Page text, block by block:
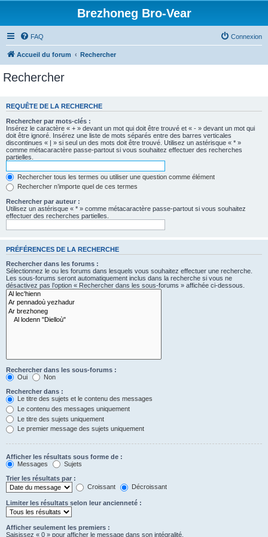
Brezhoneg Bro-Vear
FAQ Connexion
Accueil du forum Rechercher
Rechercher
REQUÊTE DE LA RECHERCHE
Rechercher par mots-clés :
Insérez le caractère « + » devant un mot qui doit être trouvé et « - » devant un mot qui
doit être ignoré. Insérez une liste de mots séparés entre des barres verticales
discontinues « | » si seul un des mots doit être trouvé. Utilisez un astérisque « * »
comme métacaractère passe-partout si vous souhaitez effectuer des recherches
partielles.
Rechercher tous les termes ou utiliser une question comme élément
Rechercher n’importe quel de ces termes
Rechercher par auteur :
Utilisez un astérisque « * » comme métacaractère passe-partout si vous souhaitez
effectuer des recherches partielles.
PRÉFÉRENCES DE LA RECHERCHE
Rechercher dans les forums :
Sélectionnez le ou les forums dans lesquels vous souhaitez effectuer une recherche.
Les sous-forums seront automatiquement inclus dans la recherche si vous ne
désactivez pas l’option « Rechercher dans les sous-forums » affichée ci-dessous.
Rechercher dans les sous-forums :
Oui
Non
Rechercher dans :
Le titre des sujets et le contenu des messages
Le contenu des messages uniquement
Le titre des sujets uniquement
Le premier message des sujets uniquement
Afficher les résultats sous forme de :
Messages
Sujets
Trier les résultats par :
Croissant
Décroissant
Limiter les résultats selon leur ancienneté :
Afficher seulement les premiers :
Saisissez « 0 » pour afficher le message dans son intégralité.